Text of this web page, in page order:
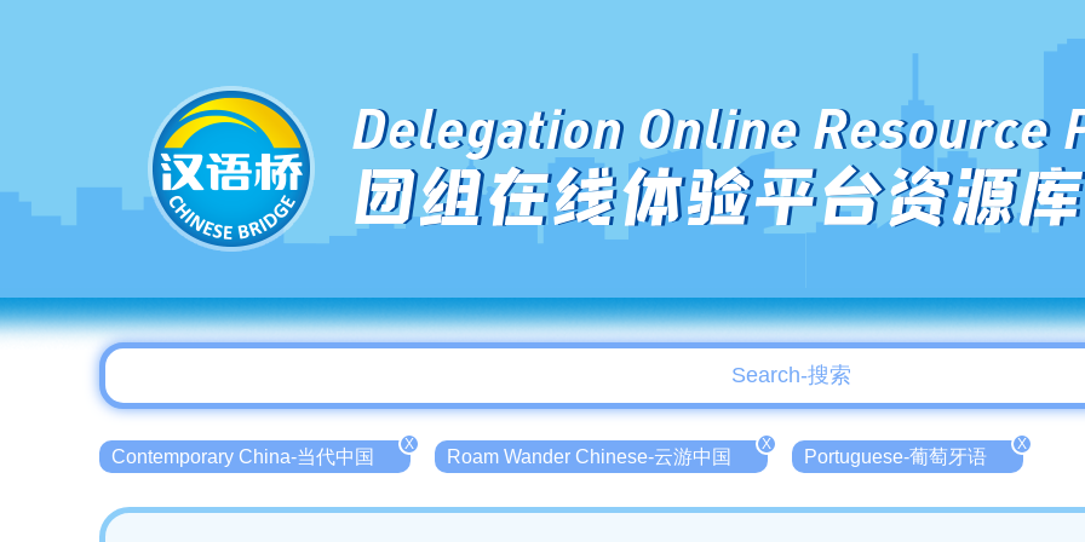
Delegation Online Resource
团组在线体验平台资源库
Contemporary China-当代中国
X
Roam Wander Chinese-云游中国
X
Portuguese-葡萄牙语
X